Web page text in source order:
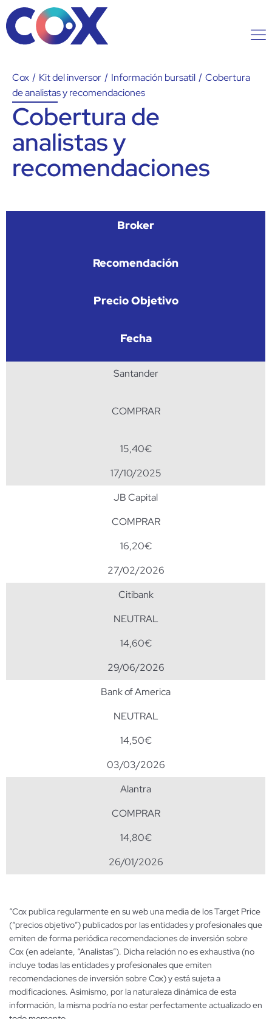
Cox / Kit del inversor / Información bursatil / Cobertura
de analistas y recomendaciones
Cobertura de
analistas y
recomendaciones
Broker
Recomendación
Precio Objetivo
Fecha
Santander
COMPRAR
15,40€
17/10/2025
JB Capital
COMPRAR
16,20€
27/02/2026
Citibank
NEUTRAL
14,60€
29/06/2026
Bank of America
NEUTRAL
14,50€
03/03/2026
Alantra
COMPRAR
14,80€
26/01/2026
“Cox publica regularmente en su web una media de los Target Price
(“precios objetivo”) publicados por las entidades y profesionales que
emiten de forma periódica recomendaciones de inversión sobre
Cox (en adelante, “Analistas”). Dicha relación no es exhaustiva (no
incluye todas las entidades y profesionales que emiten
recomendaciones de inversión sobre Cox) y está sujeta a
modificaciones. Asimismo, por la naturaleza dinámica de esta
información, la misma podría no estar perfectamente actualizado en